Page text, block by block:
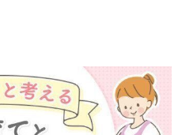
】妊婦の感染症対策、知ってお